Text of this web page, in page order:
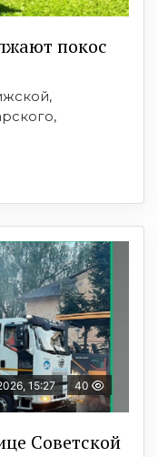
покос
15:27 40
Советской